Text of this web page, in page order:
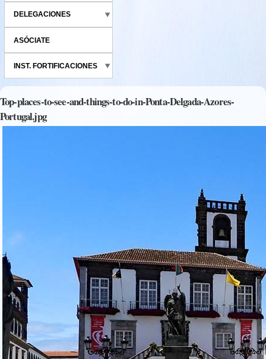
DELEGACIONES
ASÓCIATE
INST. FORTIFICACIONES
Top-places-to-see-and-things-to-do-in-Ponta-Delgada-Azores-
Portugal.jpg